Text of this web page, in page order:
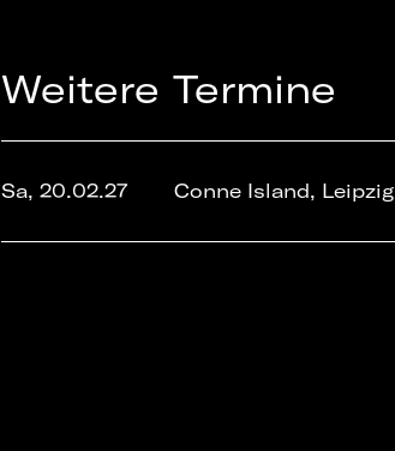
Weitere Termine
Sa, 20.02.27 Conne Island, Leipzig